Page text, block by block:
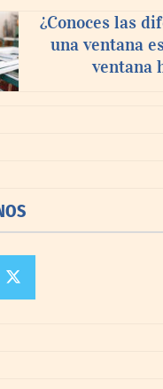
¿Conoces las
una ventana
ventana